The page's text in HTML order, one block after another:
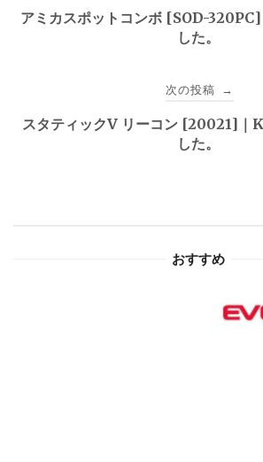
稿
ゲ
アミカスポットコンボ [SOD-320PC]
した。
次の投稿 →
スタティックV リーコン [20021]｜
した。
おすすめ